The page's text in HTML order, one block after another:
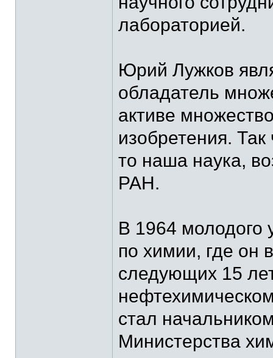
лабораторией.
Юрий Лужков
обладатель
активе
изобретения.
то наша наука,
РАН.
В 1964 молодого
по химии, где он
следующих 15
стал
Министерства